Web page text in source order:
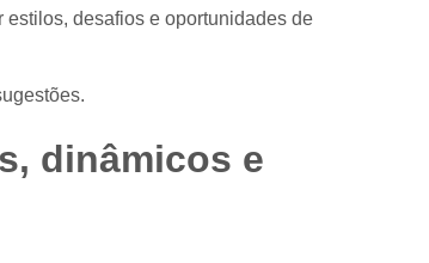
desafios e oportunidades de
dinâmicos e